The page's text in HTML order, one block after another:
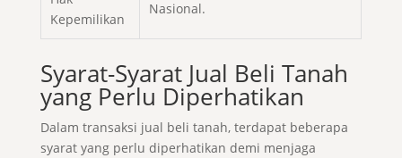
Kepemilikan
Nasional.
Syarat-Syarat Jual Beli Tanah
yang Perlu Diperhatikan
Dalam transaksi jual beli tanah, terdapat beberapa
syarat yang perlu diperhatikan demi menjaga